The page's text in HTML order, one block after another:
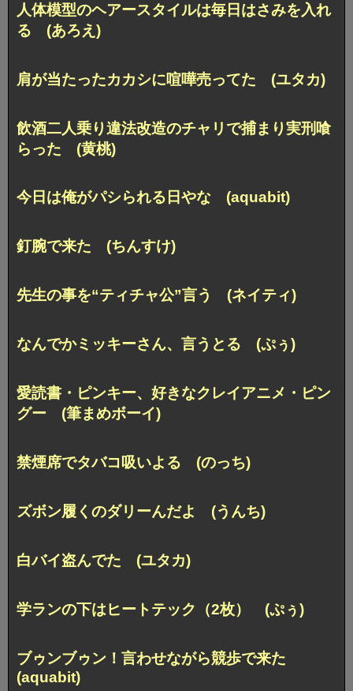
人体模型のヘアースタイルは毎日はさみを入れ
る (あろえ)
肩が当たったカカシに喧嘩売ってた (ユタカ)
飲酒二人乗り違法改造のチャリで捕まり実刑喰
らった (黄桃)
今日は俺がパシられる日やな (aquabit)
釘腕で来た (ちんすけ)
先生の事を“ティチャ公”言う (ネイティ)
なんでかミッキーさん、言うとる (ぷぅ)
愛読書・ピンキー、好きなクレイアニメ・ピン
グー (筆まめボーイ)
禁煙席でタバコ吸いよる (のっち)
ズボン履くのダリーんだよ (うんち)
白バイ盗んでた (ユタカ)
学ランの下はヒートテック（2枚） (ぷぅ)
ブゥンブゥン！言わせながら競歩で来た
(aquabit)